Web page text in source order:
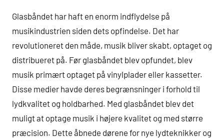
Glasbåndet har haft en enorm indflydelse på
musikindustrien siden dets opfindelse. Det har
revolutioneret den måde, musik bliver skabt, optaget og
distribueret på. Før glasbåndet blev opfundet, blev
musik primært optaget på vinylplader eller kassetter.
Disse medier havde deres begrænsninger i forhold til
lydkvalitet og holdbarhed. Med glasbåndet blev det
muligt at optage musik i højere kvalitet og med større
præcision. Dette åbnede dørene for nye lydteknikker og